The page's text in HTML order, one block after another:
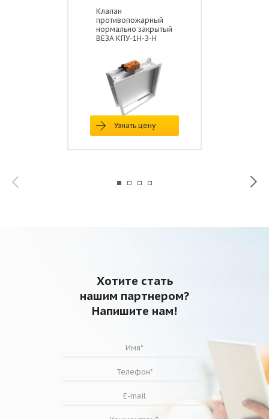
Клапан
противопожарный
нормально закрытый
ВЕЗА КПУ-1Н-З-Н
Узнать цену
Хотите стать
нашим партнером?
Напишите нам!